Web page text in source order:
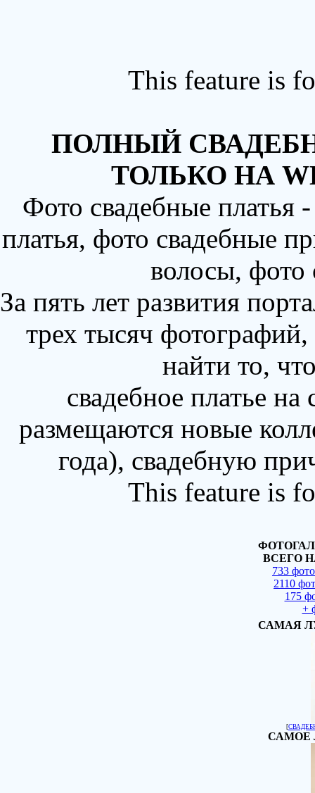
This feature is
ПОЛНЫЙ
ТОЛЬКО НА
Фото свадебные
платья, фото свадебные
волосы,
За пять лет развития
трех тысяч
найти то,
свадебное платье
размещаются новые
года), свадебную
This feature is
ВСЕГО
733
2110
175
+
САМАЯ
[
САМОЕ